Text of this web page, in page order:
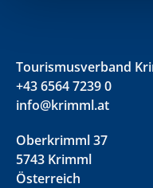
Tourismusverband
+43 6564 7239 0
info@krimml.at
Oberkrimml 37
5743 Krimml
Österreich